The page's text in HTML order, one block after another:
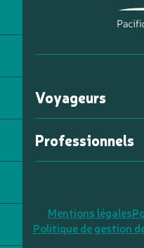
Voyageurs
Professionnels
Mentions légales
Politique de gestion